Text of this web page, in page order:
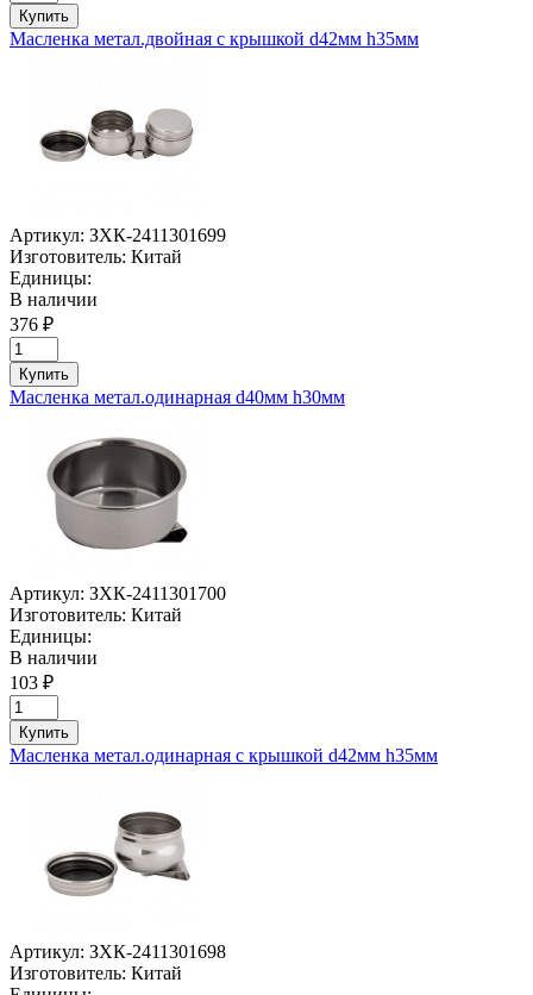
Купить
Масленка метал.двойная с крышкой d42мм h35мм
Артикул: ЗХК-2411301699
Изготовитель: Китай
Единицы:
В наличии
376 ₽
Купить
Масленка метал.одинарная d40мм h30мм
Артикул: ЗХК-2411301700
Изготовитель: Китай
Единицы:
В наличии
103 ₽
Купить
Масленка метал.одинарная с крышкой d42мм h35мм
Артикул: ЗХК-2411301698
Изготовитель: Китай